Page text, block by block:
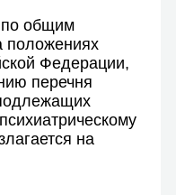
общим
положениях
Федерации,
перечня
на